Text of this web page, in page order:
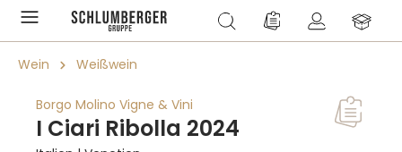
springen Du hast 0 Produkte
Wein Weißwein
Borgo Molino Vigne & Vini
I Ciari Ribolla 2024